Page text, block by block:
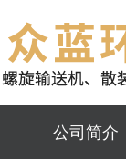
公司简介